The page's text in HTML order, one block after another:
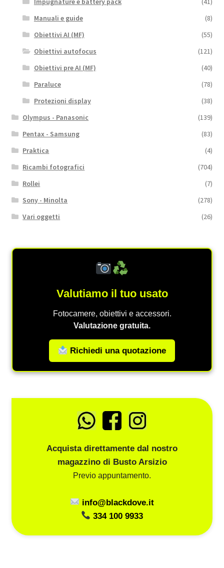
Manuali e guide
(8)
Obiettivi AI (MF)
(55)
Obiettivi autofocus
(121)
Obiettivi pre AI (MF)
(40)
Paraluce
(78)
Protezioni display
(38)
Olympus - Panasonic
(139)
Pentax - Samsung
(83)
Praktica
(4)
Ricambi fotografici
(704)
Rollei
(7)
Sony - Minolta
(278)
Vari oggetti
(26)
Valutiamo il tuo usato
Fotocamere, obiettivi e accessori.
Valutazione gratuita.
Richiedi una quotazione
Acquista direttamente dal nostro
magazzino di Busto Arsizio
Previo appuntamento.
info@blackdove.it
334 100 9933